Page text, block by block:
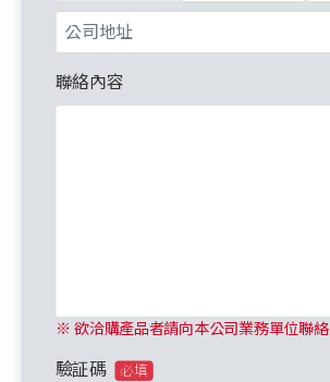
聯絡內容
※ 欲洽購產品者請向本公司業務單位聯絡
驗証碼 必填